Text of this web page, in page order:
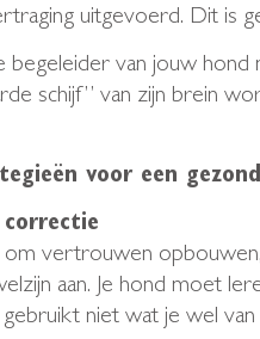
uitgevoerd. Dit is
begeleider van jouw
schijf” van zijn brein
voor een
correctie
vertrouwen
aan. Je hond moet
niet wat je wel